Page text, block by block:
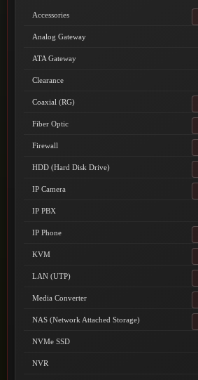
Accessories
Analog Gateway
ATA Gateway
Clearance
Coaxial (RG)
Fiber Optic
Firewall
HDD (Hard Disk Drive)
IP Camera
IP PBX
IP Phone
KVM
LAN (UTP)
Media Converter
NAS (Network Attached Storage)
NVMe SSD
NVR